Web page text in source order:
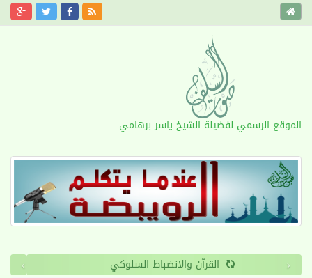
الموقع الرسمي لفضيلة الشيخ ياسر برهامي
القرآن والانضباط السلوكي ‹
›